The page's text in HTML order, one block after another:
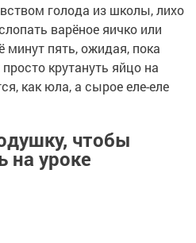
голода из школы, лихо
варёное яичко или
минут пять, ожидая, пока
крутануть яйцо на
как юла, а сырое еле-еле
чтобы
на уроке